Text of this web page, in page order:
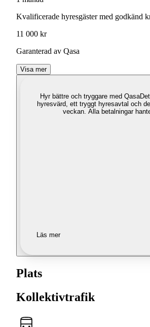
Kvalificerade hyresgäster med godkänd
11 000 kr
Garanterad av Qasa
Visa mer
Hyr bättre och tryggare med Qasa
hyresvärd, ett tryggt hyresavtal och
veckan. Alla betalningar
Läs mer
Plats
Kollektivtrafik